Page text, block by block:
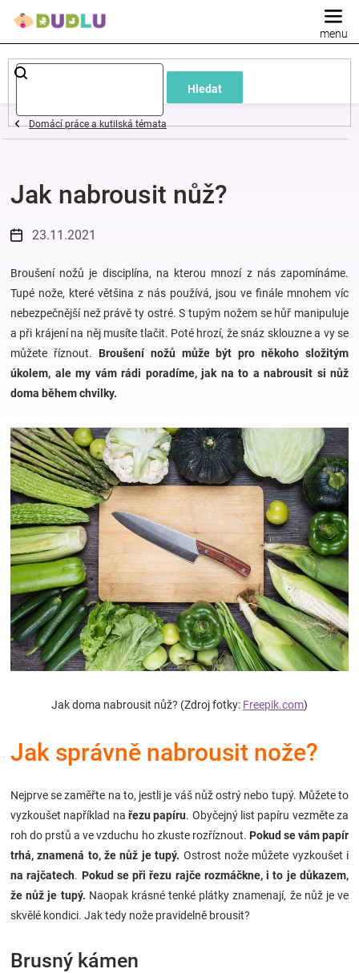
Hledat
Dětské
a
oblečení
Pokojíček
a
kojenecká
výbava
Hračky
a
zábava
pro
děti
Těhotenské
oblečení
Hračkářství
Přihlášení
Domácí práce a kutilská témata
Jak nabrousit nůž?
23.11.2021
Broušení nožů je disciplína, na kterou mnozí z nás zapomínáme.
Tupé nože, které většina z nás používá, jsou ve finále mnohem víc
nebezpečnější než právě ty ostré. S tupým nožem se hůř manipuluje
a při krájení na něj musíte tlačit. Poté hrozí, že snáz sklouzne a vy se
můžete říznout. Broušení nožů může být pro někoho složitým
úkolem, ale my vám rádi poradíme, jak na to a nabrousit si nůž
doma během chvilky.
Jak doma nabrousit nůž? (Zdroj fotky: Freepik.com)
Jak správně nabrousit nože?
Nejprve se zaměřte na to, jestli je váš nůž ostrý nebo tupý. Můžete to
vyzkoušet například na řezu papíru. Obyčejný list papíru vezměte za
roh do prstů a ve vzduchu ho zkuste rozříznout. Pokud se vám papír
trhá, znamená to, že nůž je tupý. Ostrost nože můžete vyzkoušet i
na rajčatech. Pokud se při řezu rajče rozmáčkne, i to je důkazem,
že nůž je tupý. Naopak krásné tenké plátky znamenají, že nůž je ve
skvělé kondici. Jak tedy nože pravidelně brousit?
Brusný kámen